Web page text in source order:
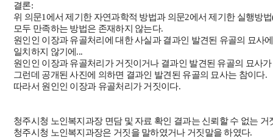
결론:
위 의문1에서 제기한 자연과학적 방법과 의문2에서 제기한 실행방법
모두 만족하는 방법은 존재하지 않는다.
원인인 이장과 유골처리에 대한 사실과 결과인 발견된 유골의 묘사
일치하지 않기에...
원인인 이장과 유골처리가 거짓이거나 결과인 발견된 유골의 묘사
그런데 공개된 사진에 의하면 결과인 발견된 유골의 묘사는 참이다.
따라서 원인인 이장과 유골처리가 거짓이다.
청주시청 노인복지과장 면담 및 자료 확인 결과는 신뢰할 수 없는 거
청주시청 노인복지과장은 거짓을 말하였거나 거짓말을 하였다.